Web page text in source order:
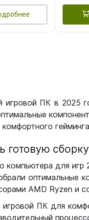
игровой ПК в 2025
готовую
компьютера для
оптимальные
AMD Ryzen и
ПК для